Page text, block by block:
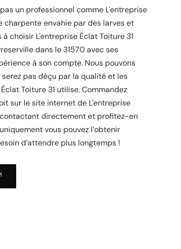
un professionnel comme L'entreprise
charpente envahie par des larves et
choisir L'entreprise Éclat Toiture 31
dans le 31570 avec ses
à son compte. Nous pouvons
pas déçu par la qualité et les
Toiture 31 utilise. Commandez
sur le site internet de L'entreprise
contactant directement et profitez-en
vous pouvez l’obtenir
d’attendre plus longtemps !